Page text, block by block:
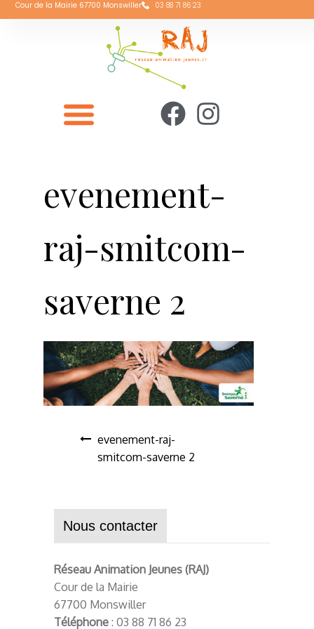
Cour de la Mairie 67700 Monswiller 03 88 71 86 23
evenement-
raj-smitcom-
saverne 2
evenement-raj-
smitcom-saverne 2
Nous contacter
Réseau Animation Jeunes (RAJ)
Cour de la Mairie
67700 Monswiller
Téléphone: 03 88 71 86 23